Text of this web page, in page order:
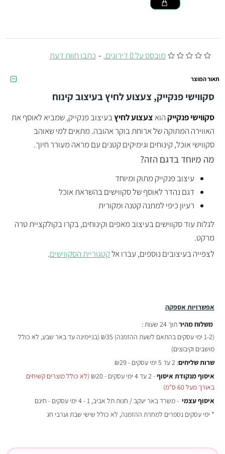
מובסס על 0 דירוגים. - כתבו חוות דעת
אפשרויות אספקה
משלוח מהירתוך 24 שעות :
(1-2 ימי עסקים בהתאם לשעת ההזמנה)
₪35 (בניימינה עד באר שבע, לא כולל
מושבים וקיבוצים)
שרות שליחים: 2 עד 5 ימי עסקים - ₪29
איסוף מנקודת איסוף- 2 עד 4 ימי עסקים - ₪20
(לא כולל מוצרים קשיחים
באורך מעל 60 ס"מ)
איסוף עצמי - משרד באר יעקב / חנות תל אביב, 1 - 4 ימי עסקים - חינם
* ימי עסקים נספרים למחרת ההזמנה, לא כולל שישי שבת וערבי חג
תאור המוצר
סקווישי פנקייק, צעצוע לחיץ בעיצוב קינוח
סקווישי פנקייקהואצעצוע לחיץבעיצוב פנקייק, שמביא לאוסף את
האווירה המתוקה של ארוחת בוקר אהובה. מתאים למי שאוהב
סקווישי אוכל, קינוחים וגימיקים קטנים עם מראה מעורר חיוך.
מה מיוחד בדגם הזה?
עיצוב פנקייק מתוק ומיוחד
דגם נהדר לאוסף של סקווישים בהשראת אוכל
רעיון כיפי למתנה קטנה ומקורית
לגלות עוד סקווישים בעיצוב מאפים וקינוחים, בקרו בקולקציית טרה
מרקט.
לצפייה בעיצובים נוספים, עברו אלקטגוריית הסקווישים.